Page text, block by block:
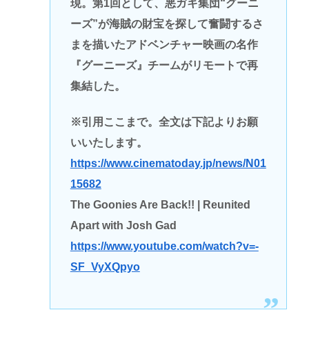
現。第1回として、悪ガキ集団“グーニ
ーズ”が海賊の財宝を探して奮闘するさ
まを描いたアドベンチャー映画の名作
『グーニーズ』チームがリモートで再
集結した。
※引用ここまで。全文は下記よりお願
いいたします。
https://www.cinematoday.jp/news/N01
15682
The Goonies Are Back!! | Reunited
Apart with Josh Gad
https://www.youtube.com/watch?v=-
SF_VyXQpyo